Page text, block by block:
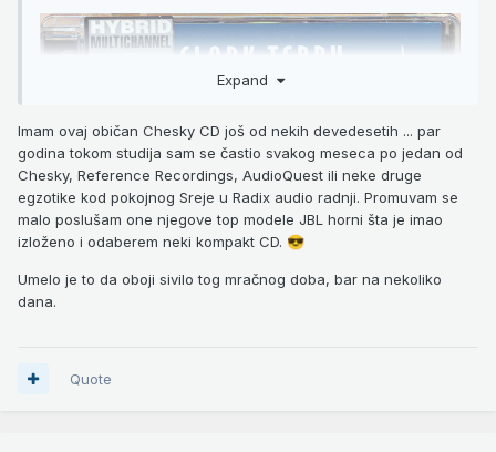
Expand
Imam ovaj običan Chesky CD još od nekih devedesetih ... par
godina tokom studija sam se častio svakog meseca po jedan od
Chesky, Reference Recordings, AudioQuest ili neke druge
egzotike kod pokojnog Sreje u Radix audio radnji. Promuvam se
malo poslušam one njegove top modele JBL horni šta je imao
izloženo i odaberem neki kompakt CD. 😎
Umelo je to da oboji sivilo tog mračnog doba, bar na nekoliko
dana.
Quote